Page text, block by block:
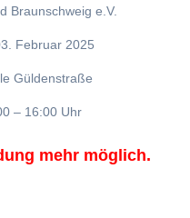
Braunschweig e.V.
Februar 2025
Güldenstraße
– 16:00 Uhr
mehr möglich.